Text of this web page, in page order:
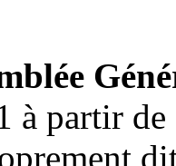
à partir